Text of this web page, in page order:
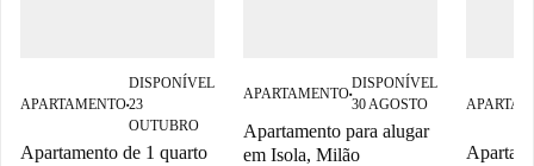
APARTAMENTO■
DISPONÍVEL
23
OUTUBRO
Apartamento de 1 quarto
APARTAMENTO■
DISPONÍVEL
30 AGOSTO
Apartamento para alugar
em Isola, Milão